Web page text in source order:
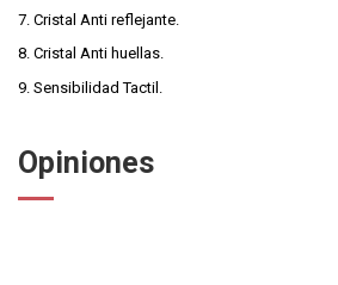
7. Cristal Anti reflejante.
8. Cristal Anti huellas.
9. Sensibilidad Tactil.
Opiniones